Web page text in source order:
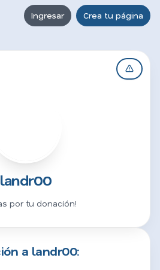
Ingresar Crea tu página
landr00
por tu donación!
a landr00: